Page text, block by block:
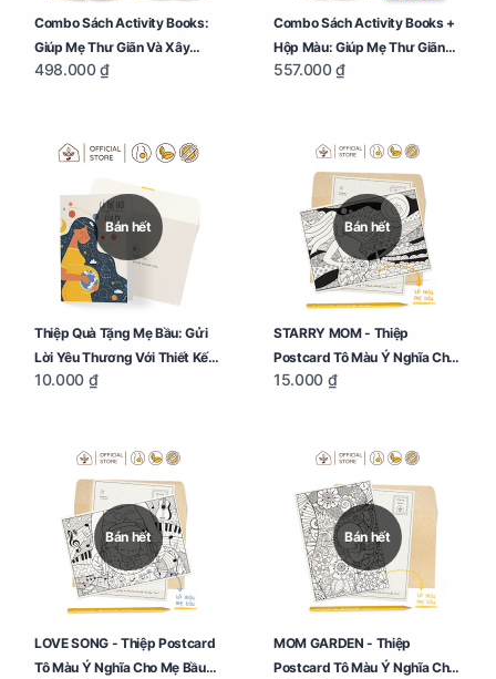
Combo Sách Activity Books:
Giúp Mẹ Thư Giãn Và Xây
Dựng Thai Kỳ Chu Đáo
498.000 ₫
Combo Sách Activity Books +
Hộp Màu: Giúp Mẹ Thư Giãn
Và Xây Dựng Thai Kỳ Chu Đáo
557.000 ₫
Bán hết
Thiệp Quà Tặng Mẹ Bầu: Gửi
Lời Yêu Thương Với Thiết Kế
Đặc Biệt Dành Riêng Cho Mẹ
10.000 ₫
Bán hết
STARRY MOM - Thiệp
Postcard Tô Màu Ý Nghĩa Cho
Mẹ Bầu Sáng Tạo, Thư Giãn Và
15.000 ₫
Bán hết
LOVE SONG - Thiệp Postcard
Tô Màu Ý Nghĩa Cho Mẹ Bầu
Bán hết
MOM GARDEN - Thiệp
Postcard Tô Màu Ý Nghĩa Cho